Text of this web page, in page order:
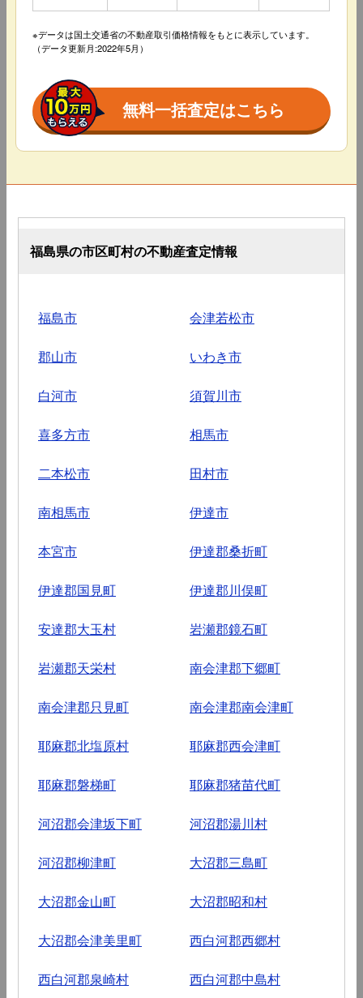
※データは国土交通省の不動産取引価格情報をもとに表示しています。
（データ更新月:2022年5月）
無料一括査定はこちら
福島県の市区町村の不動産査定情報
福島市 会津若松市
郡山市 いわき市
白河市 須賀川市
喜多方市 相馬市
二本松市 田村市
南相馬市 伊達市
本宮市 伊達郡桑折町
伊達郡国見町 伊達郡川俣町
安達郡大玉村 岩瀬郡鏡石町
岩瀬郡天栄村 南会津郡下郷町
南会津郡只見町 南会津郡南会津町
耶麻郡北塩原村 耶麻郡西会津町
耶麻郡磐梯町 耶麻郡猪苗代町
河沼郡会津坂下町 河沼郡湯川村
河沼郡柳津町 大沼郡三島町
大沼郡金山町 大沼郡昭和村
大沼郡会津美里町 西白河郡西郷村
西白河郡泉崎村 西白河郡中島村